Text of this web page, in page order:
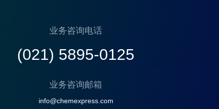
业务咨询电话
(021) 5895-0125
业务咨询邮箱
info@chemexpress.com